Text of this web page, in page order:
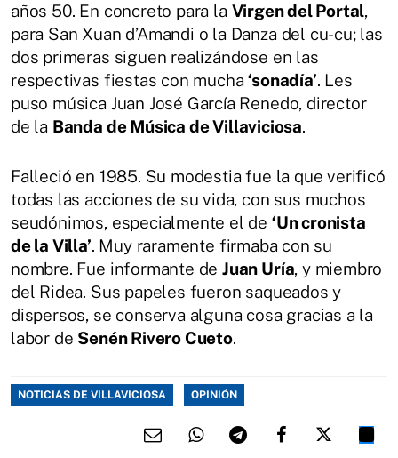
años 50. En concreto para la Virgen del Portal,
para San Xuan d’Amandi o la Danza del cu-cu; las
dos primeras siguen realizándose en las
respectivas fiestas con mucha‘sonadía’. Les
puso música Juan José García Renedo, director
de la Banda de Música de Villaviciosa.
Falleció en 1985. Su modestia fue la que verificó
todas las acciones de su vida, con sus muchos
seudónimos, especialmente el de ‘Un cronista
de la Villa’. Muy raramente firmaba con su
nombre. Fue informante deJuan Uría, y miembro
del Ridea. Sus papeles fueron saqueados y
dispersos, se conserva alguna cosa gracias a la
labor de Senén Rivero Cueto.
NOTICIAS DE VILLAVICIOSA OPINIÓN